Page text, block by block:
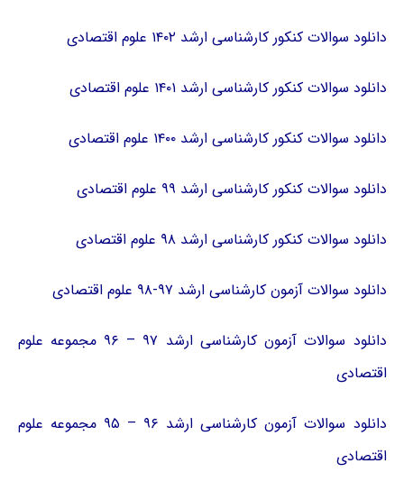
دانلود سوالات کنکور کارشناسی ارشد ۱۴۰۲ علوم اقتصادی
دانلود سوالات کنکور کارشناسی ارشد ۱۴۰۱ علوم اقتصادی
دانلود سوالات کنکور کارشناسی ارشد ۱۴۰۰ علوم اقتصادی
دانلود سوالات کنکور کارشناسی ارشد ۹۹ علوم اقتصادی
دانلود سوالات کنکور کارشناسی ارشد ۹۸ علوم اقتصادی
دانلود سوالات آزمون کارشناسی ارشد ۹۷-۹۸ علوم اقتصادی
دانلود سوالات آزمون کارشناسی ارشد ۹۷ – ۹۶ مجموعه علوم
اقتصادی
دانلود سوالات آزمون کارشناسی ارشد ۹۶ – ۹۵ مجموعه علوم
اقتصادی